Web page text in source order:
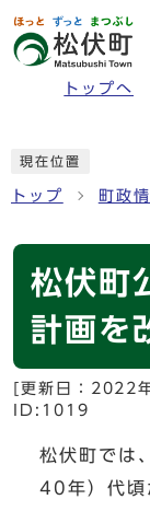
ページの先頭です
トップへ
現在位置
トップ 町政
松伏町
計画を
[更新日： 2022
ID:1019
松伏町では
40年）代頃